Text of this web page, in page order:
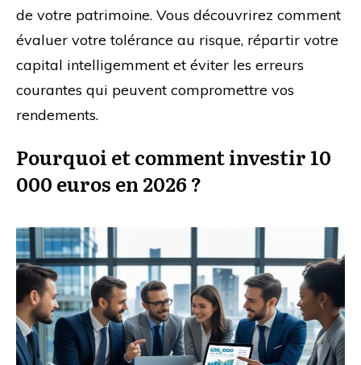
de votre patrimoine. Vous découvrirez comment
évaluer votre tolérance au risque, répartir votre
capital intelligemment et éviter les erreurs
courantes qui peuvent compromettre vos
rendements.
Pourquoi et comment investir 10
000 euros en 2026 ?